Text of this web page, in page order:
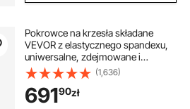
Pokrowce na krzesła składane
VEVOR z elastycznego spandexu,
uniwersalne, zdejmowane i
nadające się do prania, na wesela,
święta, imprezy, do jadalni
(opakowanie 150 sztuk, białe)
(1,636)
69190zł